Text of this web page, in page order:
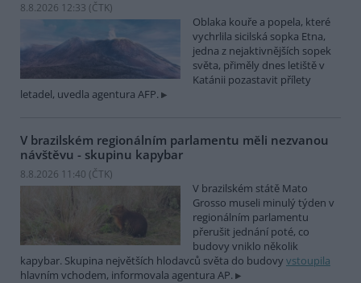
8.8.2026 12:33 (ČTK)
Oblaka kouře a popela, které
vychrlila sicilská sopka Etna,
jedna z nejaktivnějších sopek
světa, přiměly dnes letiště v
Katánii pozastavit přílety
letadel, uvedla agentura AFP.
V brazilském regionálním parlamentu měli nezvanou
návštěvu - skupinu kapybar
8.8.2026 11:40 (ČTK)
V brazilském státě Mato
Grosso museli minulý týden v
regionálním parlamentu
přerušit jednání poté, co
budovy vniklo několik
kapybar. Skupina největších hlodavců světa do budovy vstoupila
hlavním vchodem, informovala agentura AP.